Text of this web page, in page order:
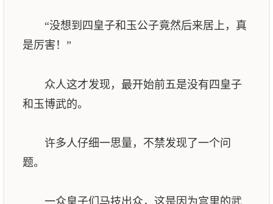
“没想到四皇子和玉公子竟然后来居上，真
是厉害！”
众人这才发现，最开始前五是没有四皇子
和玉博武的。
许多人仔细一思量，不禁发现了一个问
题。